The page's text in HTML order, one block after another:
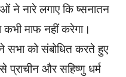
ने नारे लगाए कि ष्सनातन
माफ नहीं करेगा।
सभा को संबोधित करते हुए
प्राचीन और सहिष्णु धर्म